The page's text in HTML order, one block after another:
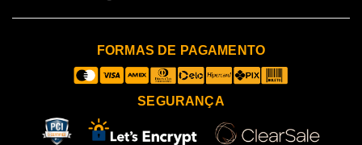
FORMAS DE PAGAMENTO
SEGURANÇA